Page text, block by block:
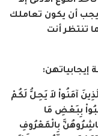
يجب أن يكون تعاملك
تنتظر أنت
إيجابياتهن:
آمَنُواْ لاَ يَحِلُّ لَكُمْ
بِبَعْضِ مَا
بِالْمَعْرُوفِ